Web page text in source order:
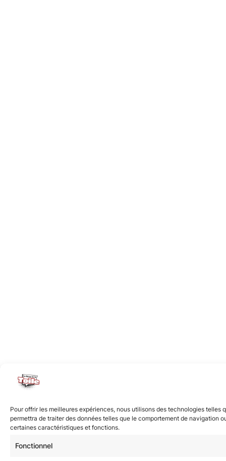
Pour offrir les meilleures expériences, nous utilisons des technologies
permettra de traiter des données telles que le comportement de navigation
certaines caractéristiques et fonctions.
Fonctionnel